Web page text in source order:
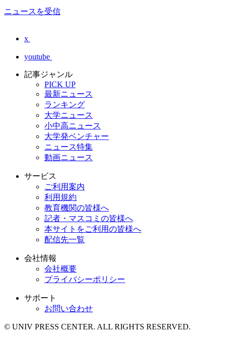
ニュースを受信
x
youtube
記事ジャンル
PICK UP
最新ニュース
ランキング
大学ニュース
小中高ニュース
大学発ベンチャー
ニュース特集
動画ニュース
サービス
ご利用案内
利用規約
教育機関の皆様へ
記者・マスコミの皆様へ
本サイトをご利用の皆様へ
配信先一覧
会社情報
会社概要
プライバシーポリシー
サポート
お問い合わせ
© UNIV PRESS CENTER. ALL RIGHTS RESERVED.